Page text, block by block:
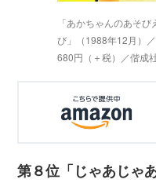
「あかちゃんのあそ
び」（1988年12月）
680円（＋税）／偕成
第８位「じゃあじゃ